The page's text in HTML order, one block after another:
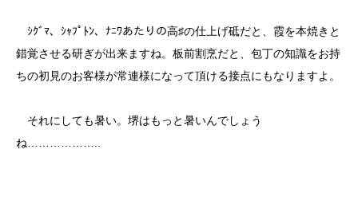
ｼｸﾞﾏ、ｼｬﾌﾟﾄﾝ、ﾅﾆﾜあたりの高♯の仕上げ砥だと、霞を本焼きと
錯覚させる研ぎが出来ますね。板前割烹だと、包丁の知識をお持
ちの初見のお客様が常連様になって頂ける接点にもなりますよ。
それにしても暑い。堺はもっと暑いんでしょう
ね………………..